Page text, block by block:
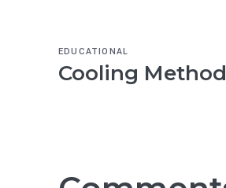
EDUCATIONAL
Cooling